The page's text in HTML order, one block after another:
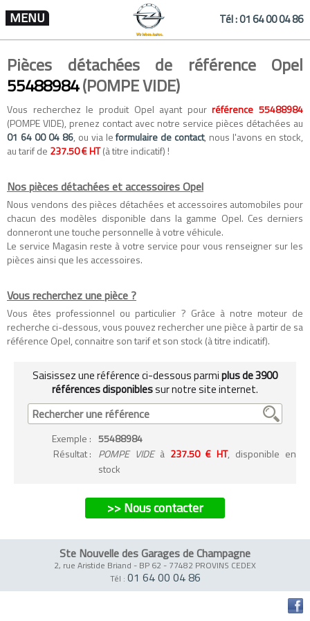
MENU Tél :01 64 00 04 86
Pièces détachées de référence Opel
55488984(POMPE VIDE)
Vous recherchez le produit Opel ayant pourréférence 55488984
(POMPE VIDE), prenez contact avec notre service pièces détachées au
01 64 00 04 86, ou via leformulaire de contact, nous l'avons en stock,
au tarif de 237.50 € HT(à titre indicatif) !
Nos pièces détachées et accessoires Opel
Nous vendons des pièces détachées etaccessoires automobiles pour
chacun des modèles disponible dans la gamme Opel. Ces derniers
donneront une touche personnelle à votre véhicule.
Le service Magasin reste à votre service pour vous renseigner sur les
pièces ainsi que les accessoires.
Vous recherchez une pièce ?
Vous êtes professionnel ou particulier ? Grâce à notre moteur de
recherche ci-dessous, vous pouvez rechercher une pièce à partir de sa
référence Opel, connaitre son tarif et son stock (à titre indicatif).
Saisissez une référence ci-dessous parmiplus de 3900
références disponiblessur notre site internet.
Exemple : 55488984
Résultat : POMPE VIDEà 237.50 € HT, disponible en
stock
>> Nous contacter
Ste Nouvelle des Garages de Champagne
2, rue Aristide Briand - BP 62 - 77482 PROVINS CEDEX
Tél : 01 64 00 04 86